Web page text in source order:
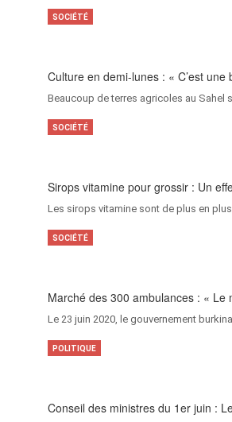
Culture en demi-lunes : « C’est
Beaucoup de terres agricoles au Sahel
SOCIÉTÉ
Sirops vitamine pour grossir : Un
Les sirops vitamine sont de plus en plus
SOCIÉTÉ
Marché des 300 ambulances : «
Le 23 juin 2020, le gouvernement
SOCIÉTÉ
Conseil des ministres du 1er juin :
POLITIQUE